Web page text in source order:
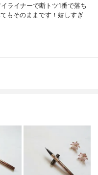
ライナーで断トツ1番で落ち
もそのままです！嬉しすぎ